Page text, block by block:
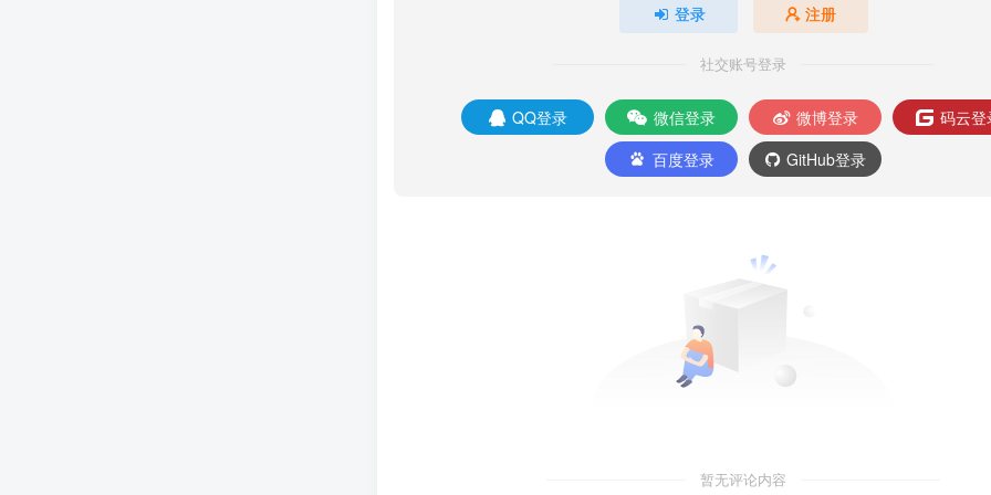
登录 注册
社交账号登录
QQ登录 微信登录 微博登录
码云登
百度登录
GitHub登录
暂无评论内容